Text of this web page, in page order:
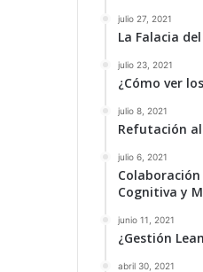
julio 27, 2021
La Falacia
julio 23, 2021
¿Cómo ver
julio 8, 2021
Refutación
julio 6, 2021
Cognitiva y
junio 11, 2021
¿Gestión
abril 30, 2021